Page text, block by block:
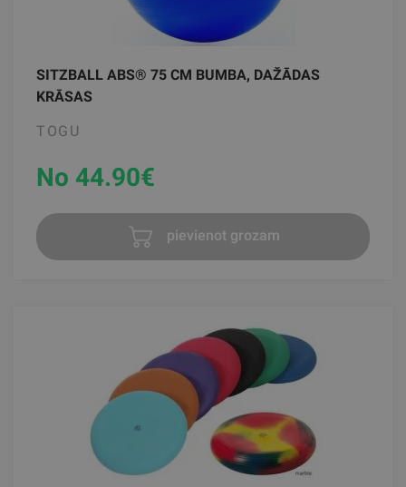
SITZBALL ABS® 75 CM BUMBA, DAŽĀDAS
KRĀSAS
TOGU
No 44.90€
pievienot grozam